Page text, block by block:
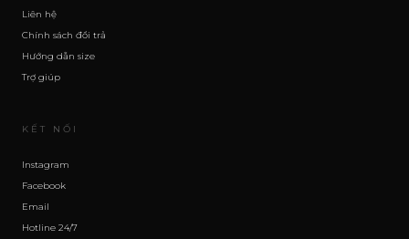
Liên hệ
Chính sách đổi trả
Hướng dẫn size
Trợ giúp
KẾT NỐI
Instagram
Facebook
Email
Hotline 24/7